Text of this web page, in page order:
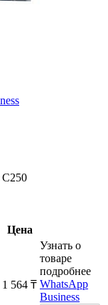
Цена
1 564 ₸
Узнать о
товаре
подробнее
WhatsApp
Business